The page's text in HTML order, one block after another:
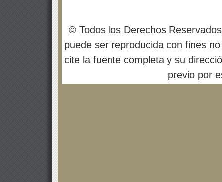
© Todos los Derechos
puede ser reproducida con fines
cite la fuente completa y su
previo por